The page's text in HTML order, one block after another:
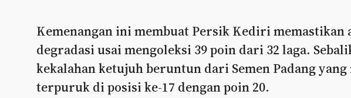
Kemenangan ini membuat Persik Kediri
degradasi usai mengoleksi 39 poin dari 32 laga.
kekalahan ketujuh beruntun dari Semen Padang
terpuruk di posisi ke-17 dengan poin 20.